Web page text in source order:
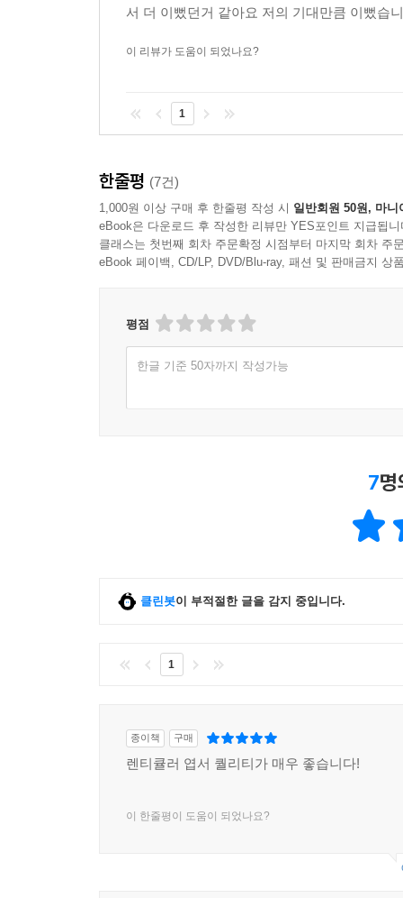
서 더 이뻤던거 같아요 저의 기대만큼 이뻤습
이 리뷰가 도움이 되었나요?
1
한줄평 (7건)
1,000원 이상 구매 후 한줄평 작성 시 일반회원 50원, 마니
eBook은 다운로드 후 작성한 리뷰만 YES포인트 지급됩니
클래스는 첫번째 회차 주문확정 시점부터 마지막 회차 주
eBook 페이백, CD/LP, DVD/Blu-ray, 패션 및 판매금지 상
평점
한글 기준 50자까지 작성가능
7
클린봇이 부적절한 글을 감지 중입니다.
1
종이책 구매
렌티큘러 엽서 퀄리티가 매우 좋습니다!
이 한줄평이 도움이 되었나요?